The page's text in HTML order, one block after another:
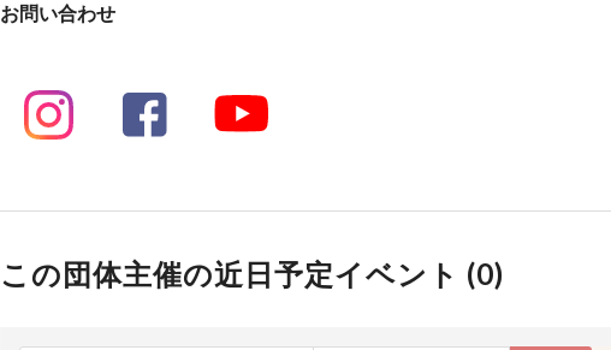
お問い合わせ
この団体主催の近日予定イベント (0)